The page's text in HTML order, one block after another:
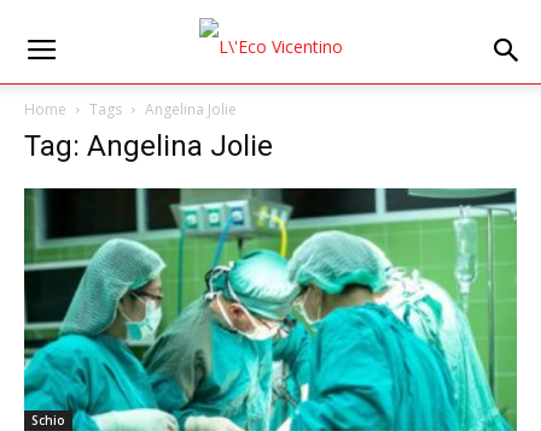
Home Tags Angelina Jolie
Tag: Angelina Jolie
Schio